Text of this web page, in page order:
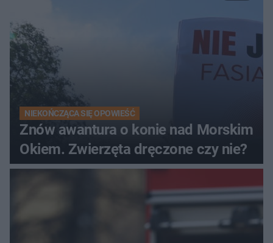
NIEKOŃCZĄCA SIĘ OPOWIEŚĆ
Znów awantura o konie nad Morskim
Okiem. Zwierzęta dręczone czy nie?